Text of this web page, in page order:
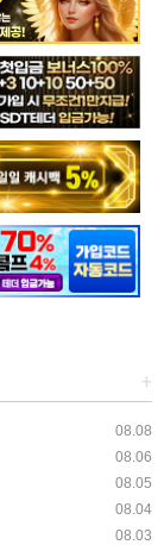
+
08.08
08.06
08.05
08.04
08.03